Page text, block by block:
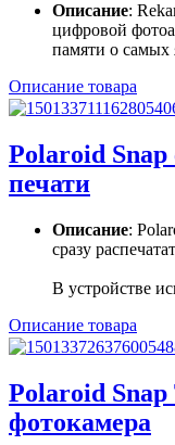
Описание:
цифровой
памяти о самых
Описание товара
Polaroid
печати
Описание:
сразу
В устройстве
Описание товара
Polaroid
фотокамера